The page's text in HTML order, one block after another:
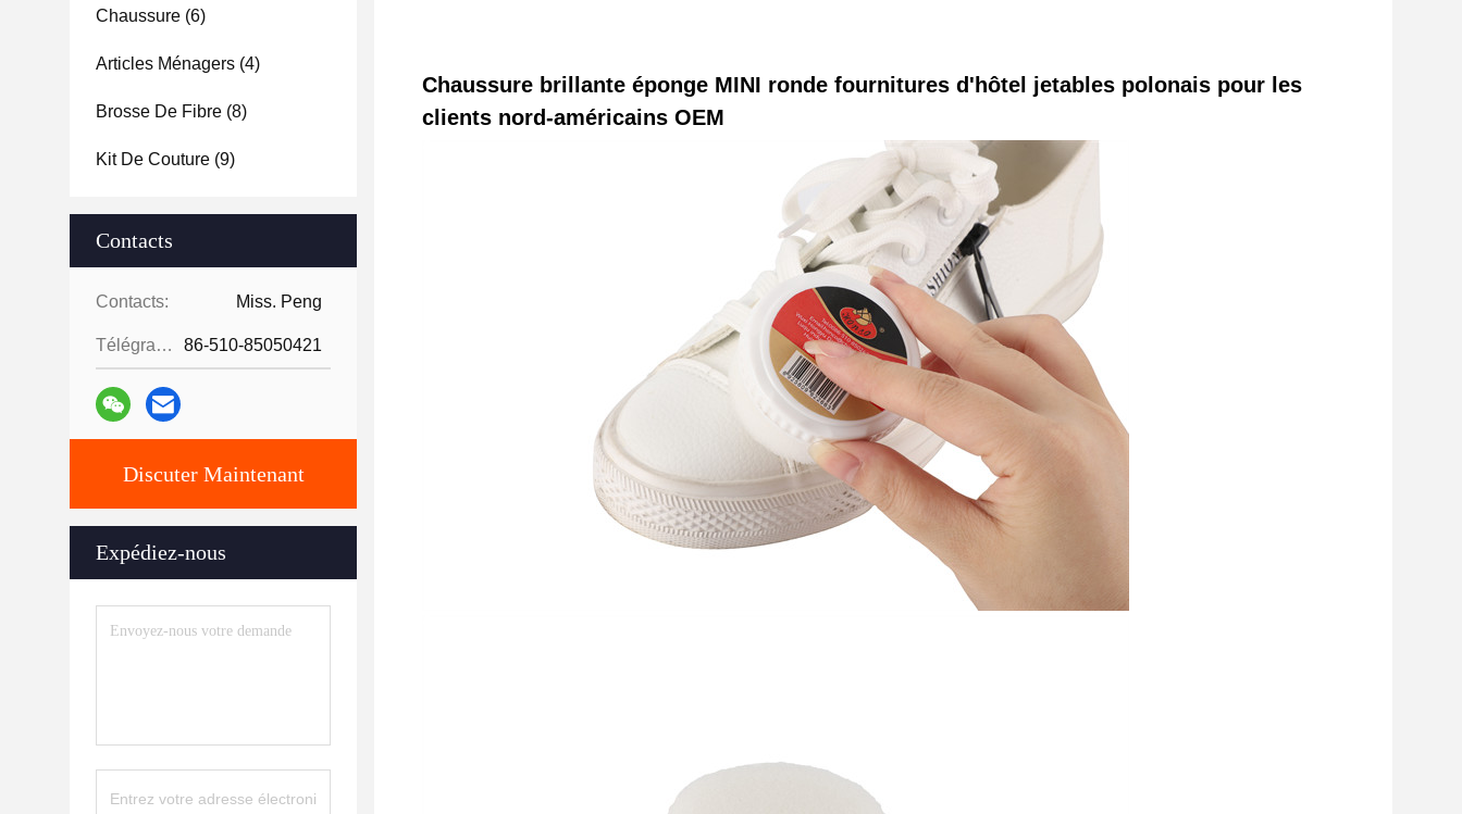
Chaussure (6)
Articles Ménagers (4)
Brosse De Fibre (8)
Kit De Couture (9)
Contacts
Contacts: Miss. Peng
Télégramme: 86-510-85050421
Discuter Maintenant
Expédiez-nous
Chaussure brillante éponge MINI ronde fournitures d'hôtel jetables polonais pour les
clients nord-américains OEM